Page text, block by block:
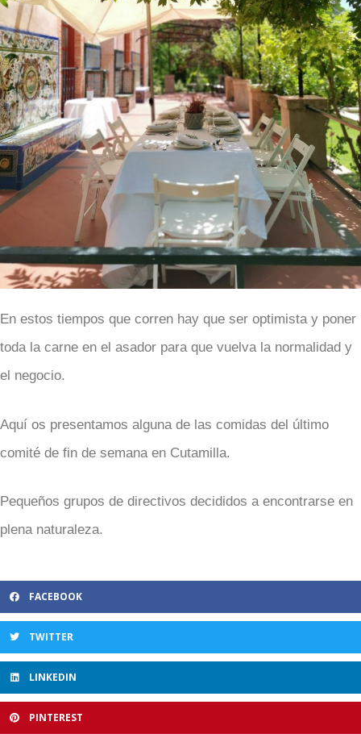
En estos tiempos que corren hay que ser optimista y poner
toda la carne en el asador para que vuelva la normalidad y
el negocio.
Aquí os presentamos alguna de las comidas del último
comité de fin de semana en Cutamilla.
Pequeños grupos de directivos decididos a encontrarse en
plena naturaleza.
FACEBOOK
TWITTER
LINKEDIN
PINTEREST